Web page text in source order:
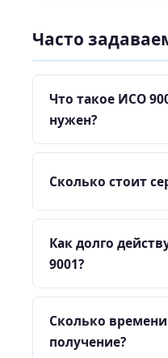
Часто
Что такое ИСО
нужен?
Сколько стоит
Как долго
9001?
Сколько
получение?